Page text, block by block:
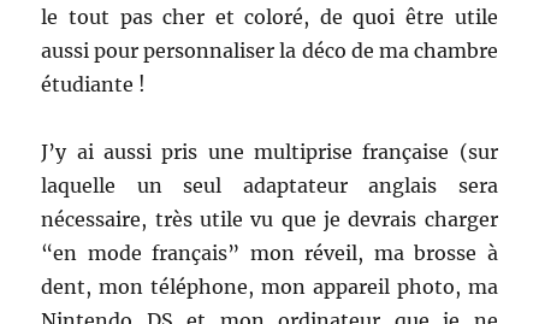
le tout pas cher et coloré, de quoi être utile
aussi pour personnaliser la déco de ma chambre
étudiante !
J’y ai aussi pris une multiprise française (sur
laquelle un seul adaptateur anglais sera
nécessaire, très utile vu que je devrais charger
“en mode français” mon réveil, ma brosse à
dent, mon téléphone, mon appareil photo, ma